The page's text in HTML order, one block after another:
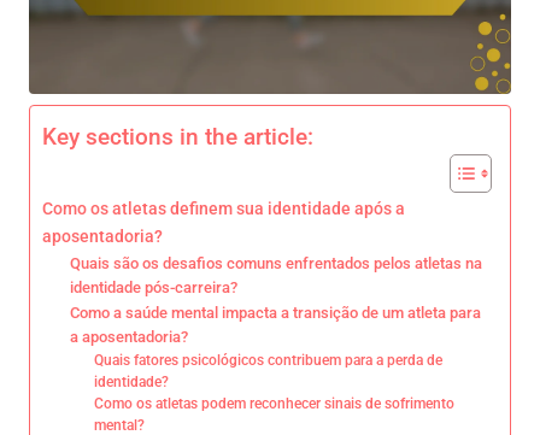
Key sections in the article:
Como os atletas definem sua identidade após a
aposentadoria?
Quais são os desafios comuns enfrentados pelos atletas na
identidade pós-carreira?
Como a saúde mental impacta a transição de um atleta para
a aposentadoria?
Quais fatores psicológicos contribuem para a perda de
identidade?
Como os atletas podem reconhecer sinais de sofrimento
mental?